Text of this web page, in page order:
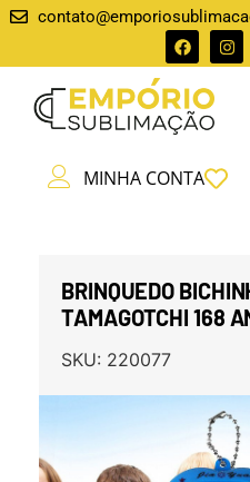
MINHA CONTA
BRINQUEDO
TAMAGOTCHI 168
SKU: 220077